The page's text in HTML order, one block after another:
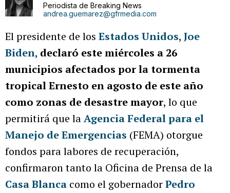
Periodista de Breaking News
andrea.guemarez@gfrmedia.com
El presidente de los Estados Unidos, Joe
Biden, declaró este miércoles a 26
municipios afectados por la tormenta
tropical Ernesto en agosto de este año
como zonas de desastre mayor, lo que
permitirá que laAgencia Federal para el
Manejo de Emergencias (FEMA) otorgue
fondos para labores de recuperación,
confirmaron tanto la Oficina de Prensa de la
Casa Blanca como el gobernadorPedro